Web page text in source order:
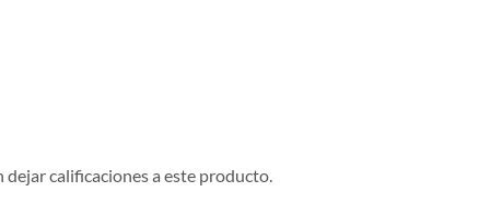
calificaciones a este producto.